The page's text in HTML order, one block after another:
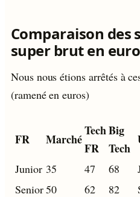
Comparaison des
super brut en
Nous nous étions arrêtés à
(ramené en euros)
FR Marché
Tech
FR
Big
Tech
Junior 35 47 68
Senior50 62 82